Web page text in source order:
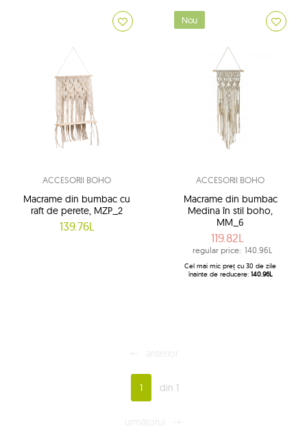
ACCESORII BOHO
Macrame din bumbac cu
raft de perete, MZP_2
139.76L
Nou
ACCESORII BOHO
Macrame din bumbac
Medina în stil boho,
MM_6
119.82L
regular price: 140.96L
Cel mai mic preț cu 30 de zile
înainte de reducere: 140.96L
1 din 1